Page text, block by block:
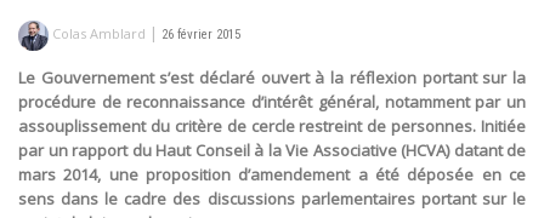
Colas Amblard | 26 février 2015
Le Gouvernement s’est déclaré ouvert à la réflexion portant sur la
procédure de reconnaissance d’intérêt général, notamment par un
assouplissement du critère de cercle restreint de personnes. Initiée
par un rapport du Haut Conseil à la Vie Associative (HCVA) datant de
mars 2014, une proposition d’amendement a été déposée en ce
sens dans le cadre des discussions parlementaires portant sur le